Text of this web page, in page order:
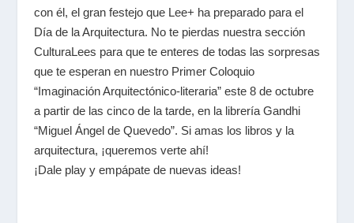
con él, el gran festejo que Lee+ ha preparado para el
Día de la Arquitectura. No te pierdas nuestra sección
CulturaLees para que te enteres de todas las sorpresas
que te esperan en nuestro Primer Coloquio
“Imaginación Arquitectónico-literaria” este 8 de octubre
a partir de las cinco de la tarde, en la librería Gandhi
“Miguel Ángel de Quevedo”. Si amas los libros y la
arquitectura, ¡queremos verte ahí!
¡Dale play y empápate de nuevas ideas!